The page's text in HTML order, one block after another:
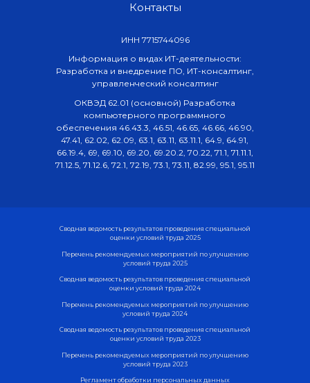
Информация о видах ИТ-деятельности:
Разработка и внедрение ПО, ИТ-консалтинг,
управленческий консалтинг
ОКВЭД 62.01 (основной) Разработка
компьютерного программного
обеспечения 46.43.3, 46.51, 46.65, 46.66, 46.90,
47.41, 62.02, 62.09, 63.1, 63.11, 63.11.1, 64.9, 64.91,
66.19.4, 69, 69.10, 69.20, 69.20.2, 70.22, 71.1, 71.11.1,
71.12.5, 71.12.6, 72.1, 72.19, 73.1, 73.11, 82.99, 95.1, 95.11
ИНН 7715744096
Контакты
Сводная ведомость результатов проведения специальной
оценки условий труда 2023
Регламент обработки персональных данных
Перечень рекомендуемых мероприятий по улучшению
условий труда 2023
Сводная ведомость результатов проведения специальной
оценки условий труда 2024
Перечень рекомендуемых мероприятий по улучшению
условий труда 2024
Сводная ведомость результатов проведения специальной
оценки условий труда 2025
Перечень рекомендуемых мероприятий по улучшению
условий труда 2025